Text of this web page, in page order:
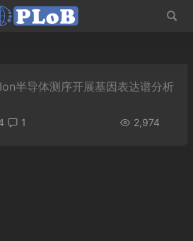
半导体测序开展基因表达谱分析
2,974
1